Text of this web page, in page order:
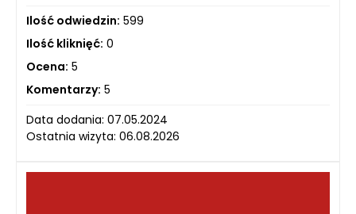
Ilość odwiedzin: 599
Ilość kliknięć: 0
Ocena: 5
Komentarzy: 5
Data dodania: 07.05.2024
Ostatnia wizyta: 06.08.2026